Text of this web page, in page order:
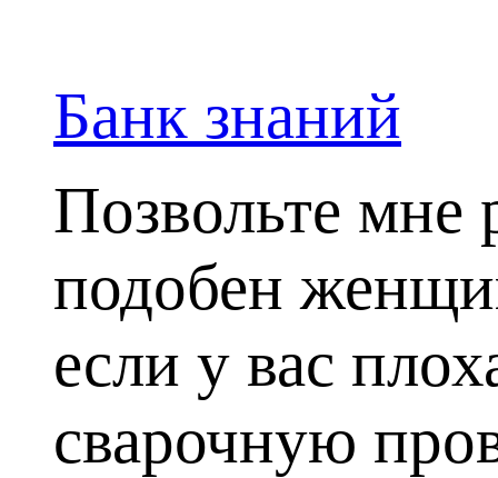
Банк знаний
Позвольте мне
подобен
если у вас
сварочную